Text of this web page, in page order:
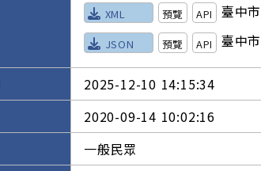
XML 預覽 API 臺中
JSON 預覽 API 臺中
2025-12-10 14:15:34
2020-09-14 10:02:16
一般民眾